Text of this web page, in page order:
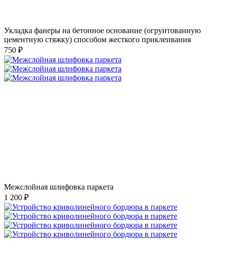
Укладка фанеры на бетонное основание (огрунтованную
цементную стяжку) способом жесткого приклеивания
750 ₽
Межслойная шлифовка паркета
1 200 ₽